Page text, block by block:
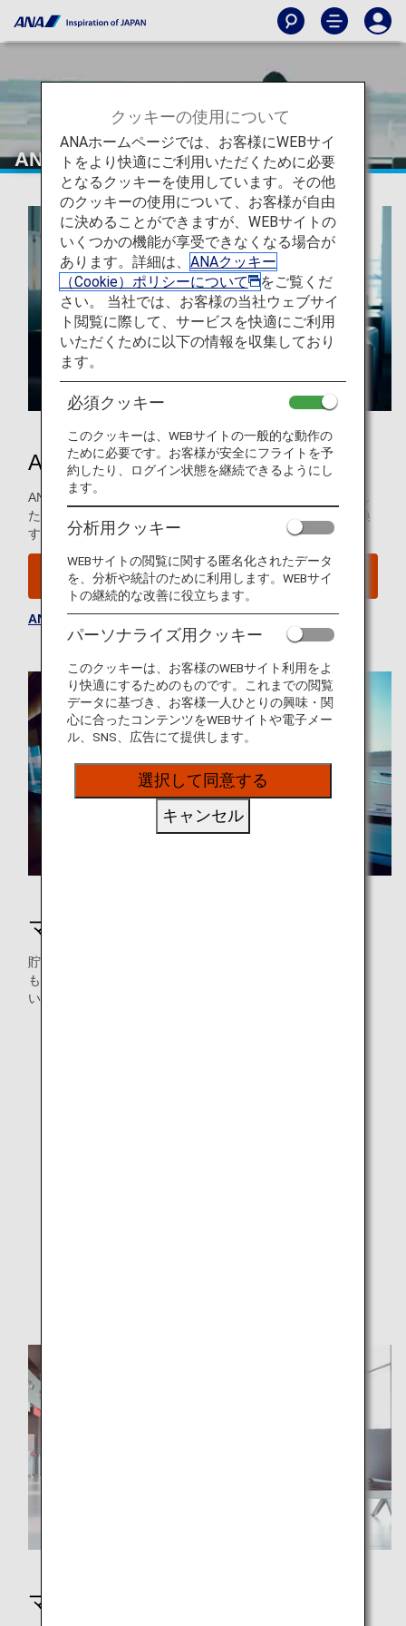
ANAマイレージクラブに入会する
ANAマイレージクラブ
ANAマイレージクラブでは、航空券やお買い物などで獲得し
たマイルを使って、特典航空券など、さまざまな特典に交換
することができます。
ANAマイレージクラブのご入会はこちら
ANAマイレージクラブご利用条件を参照してください。
マイルを使う
貯まったマイルの使い道はお決まりですか？特典航空券で
も、お買い物旅行でも、マイルを交換してお楽しみくださ
い。
マイルを貯める
クッキーの使用について
ANAホームページでは、お客様にWEBサイ
トをより快適にご利用いただくために必要
となるクッキーを使用しています。その他
のクッキーの使用について、お客様が自由
に決めることができますが、WEBサイトの
いくつかの機能が享受できなくなる場合が
あります。詳細は、 ANAクッキー
（Cookie）ポリシーについて
をご覧くだ
さい。 当社では、お客様の当社ウェブサイ
ト閲覧に際して、サービスを快適にご利用
いただくために以下の情報を収集しており
ます。
必須クッキー
このクッキーは、WEBサイトの一般的な動作の
ために必要です。お客様が安全にフライトを予
約したり、ログイン状態を継続できるようにし
ます。
分析用クッキー
WEBサイトの閲覧に関する匿名化されたデータ
を、分析や統計のために利用します。WEBサイ
トの継続的な改善に役立ちます。
パーソナライズ用クッキー
このクッキーは、お客様のWEBサイト利用をよ
り快適にするためのものです。これまでの閲覧
データに基づき、お客様一人ひとりの興味・関
心に合ったコンテンツをWEBサイトや電子メー
ル、SNS、広告にて提供します。
選択して同意する
キャンセル